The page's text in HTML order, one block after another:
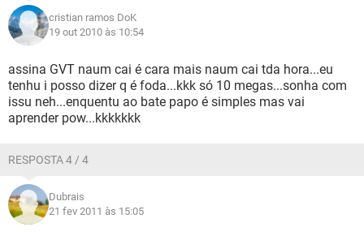
cristian ramos DoK
19 out 2010 às 10:54
assina GVT naum cai é cara mais naum cai tda hora...eu
tenhu i posso dizer q é foda...kkk só 10 megas...sonha com
issu neh...enquentu ao bate papo é simples mas vai
aprender pow...kkkkkkk
RESPOSTA 4 / 4
Dubrais
21 fev 2011 às 15:05